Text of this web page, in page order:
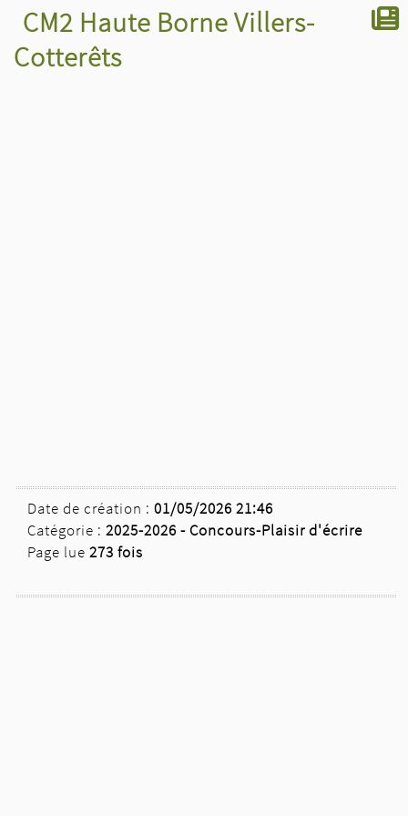
CM2 Haute Borne Villers-
Cotterêts
Date de création : 01/05/2026 21:46
Catégorie : 2025-2026 -Concours-Plaisir d'écrire
Page lue 273 fois